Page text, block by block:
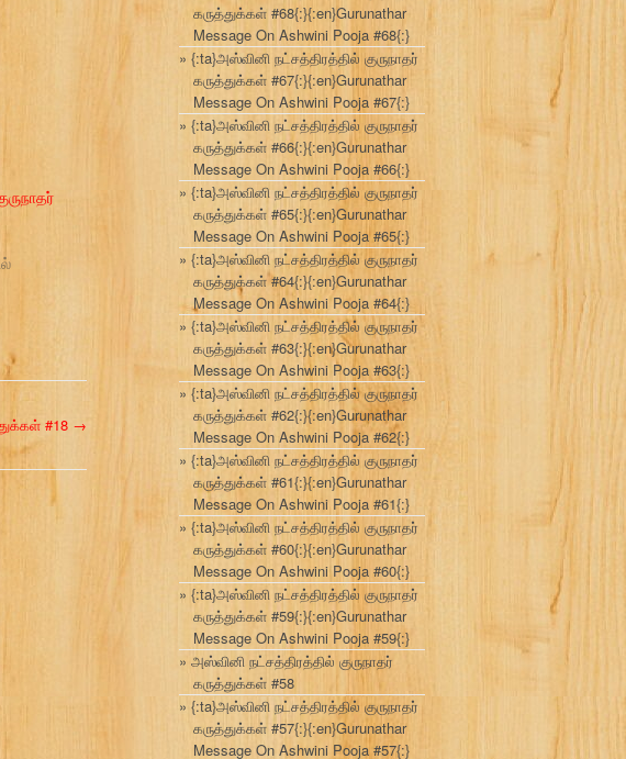
#18 →
கருத்துக்கள் #68{:}{:en}Gurunathar
Message On Ashwini Pooja #68{:}
{:ta}அஸ்வினி நட்சத்திரத்தில் குருநாதர்
கருத்துக்கள் #67{:}{:en}Gurunathar
Message On Ashwini Pooja #67{:}
{:ta}அஸ்வினி நட்சத்திரத்தில் குருநாதர்
கருத்துக்கள் #66{:}{:en}Gurunathar
Message On Ashwini Pooja #66{:}
{:ta}அஸ்வினி நட்சத்திரத்தில் குருநாதர்
கருத்துக்கள் #65{:}{:en}Gurunathar
Message On Ashwini Pooja #65{:}
{:ta}அஸ்வினி நட்சத்திரத்தில் குருநாதர்
கருத்துக்கள் #64{:}{:en}Gurunathar
Message On Ashwini Pooja #64{:}
{:ta}அஸ்வினி நட்சத்திரத்தில் குருநாதர்
கருத்துக்கள் #63{:}{:en}Gurunathar
Message On Ashwini Pooja #63{:}
{:ta}அஸ்வினி நட்சத்திரத்தில் குருநாதர்
கருத்துக்கள் #62{:}{:en}Gurunathar
Message On Ashwini Pooja #62{:}
{:ta}அஸ்வினி நட்சத்திரத்தில் குருநாதர்
கருத்துக்கள் #61{:}{:en}Gurunathar
Message On Ashwini Pooja #61{:}
{:ta}அஸ்வினி நட்சத்திரத்தில் குருநாதர்
கருத்துக்கள் #60{:}{:en}Gurunathar
Message On Ashwini Pooja #60{:}
{:ta}அஸ்வினி நட்சத்திரத்தில் குருநாதர்
கருத்துக்கள் #59{:}{:en}Gurunathar
Message On Ashwini Pooja #59{:}
அஸ்வினி நட்சத்திரத்தில் குருநாதர்
கருத்துக்கள் #58
{:ta}அஸ்வினி நட்சத்திரத்தில் குருநாதர்
கருத்துக்கள் #57{:}{:en}Gurunathar
Message On Ashwini Pooja #57{:}